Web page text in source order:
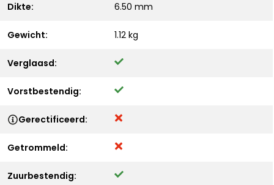
Dikte: 6.50 mm
Gewicht: 1.12 kg
Verglaasd:
Vorstbestendig:
Gerectificeerd:
Getrommeld:
Zuurbestendig: